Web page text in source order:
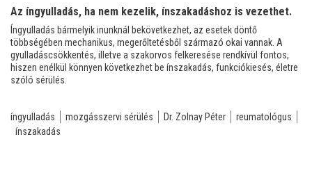
Az íngyulladás, ha nem kezelik, ínszakadáshoz is vezethet.
Íngyulladás bármelyik inunknál bekövetkezhet, az esetek döntő
többségében mechanikus, megerőltetésből származó okai vannak. A
gyulladáscsökkentés, illetve a szakorvos felkeresése rendkívül fontos,
hiszen enélkül könnyen következhet be ínszakadás, funkciókiesés, életre
szóló sérülés.
íngyulladás mozgásszervi sérülés Dr. Zolnay Péter
reumatológus
ínszakadás